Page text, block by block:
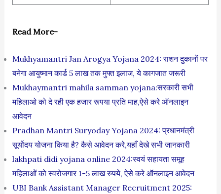
Read More-
Mukhyamantri Jan Arogya Yojana 2024: राशन दुकानों पर
बनेगा आयुष्मान कार्ड 5 लाख तक मुफ्त इलाज, ये कागजात जरूरी
Mukhaymantri mahila samman yojana:सरकारी सभी
महिलाओ को दे रही एक हजार रूपया प्रति माह,ऐसे करे ऑनलाइन
आवेदन
Pradhan Mantri Suryoday Yojana 2024: प्रधानमंत्री
सूर्योदय योजना किया है? कैसे आवेदन करे,यहाँ देखे सभी जानकारी
lakhpati didi yojana online 2024:स्वयं सहायता समूह
महिलाओं को स्‍वरोजगार 1-5 लाख रुपये, ऐसे करे ऑनलाइन आवेदन
UBI Bank Assistant Manager Recruitment 2025: